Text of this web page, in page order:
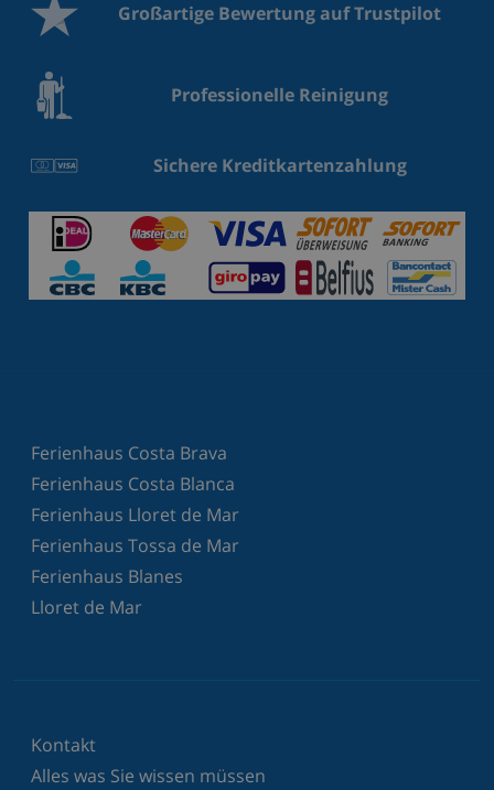
Großartige Bewertung auf Trustpilot
Professionelle Reinigung
Sichere Kreditkartenzahlung
Ferienhaus Costa Brava
Ferienhaus Costa Blanca
Ferienhaus Lloret de Mar
Ferienhaus Tossa de Mar
Ferienhaus Blanes
Lloret de Mar
Kontakt
Alles was Sie wissen müssen